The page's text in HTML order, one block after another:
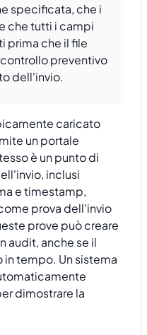
specificata, che i
che tutti i campi
prima che il file
preventivo
dell'invio.
caricato
un portale
è un punto di
inclusi
e timestamp,
prova dell'invio
prove può creare
audit, anche se il
in tempo. Un sistema
dimostrare la